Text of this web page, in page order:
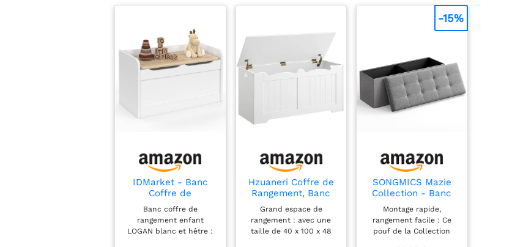
IDMarket - Banc
Coffre de
Rangement Enfant
Logan 60 cm
Banc coffre de
rangement enfant
LOGAN blanc et hêtre :
Hzuaneri Coffre de
Rangement, Banc
de Rangement,
Blanc
Grand espace de
rangement : avec une
taille de 40 x 100 x 48
SONGMICS Mazie
Collection - Banc
de Rangement,
Repose-Pieds
Pliable de 110 cm,
Bout de Lit,
Montage rapide,
rangement facile : Ce
pouf de la Collection
-15%